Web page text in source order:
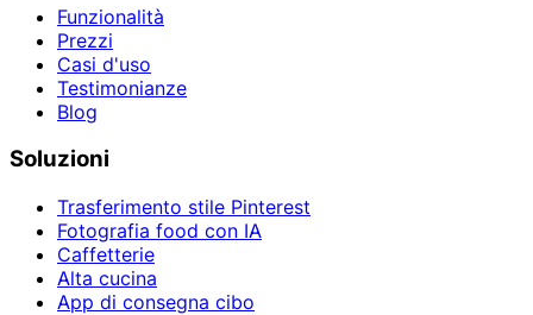
Funzionalità
Prezzi
Casi d'uso
Testimonianze
Blog
Soluzioni
Trasferimento stile Pinterest
Fotografia food con IA
Caffetterie
Alta cucina
App di consegna cibo